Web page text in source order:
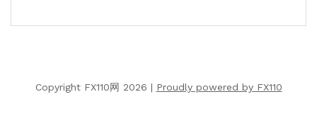
Copyright FX110网 2026 | Proudly powered by FX110